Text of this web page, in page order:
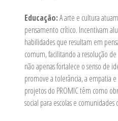
Educação:A arte e cultura
pensamento crítico. Incentivam
habilidades que resultam em
comum, facilitando a resolução
não apenas fortalece o senso de
promove a tolerância, a empatia
projetos do PROMIC têm como
social para escolas e comunidades